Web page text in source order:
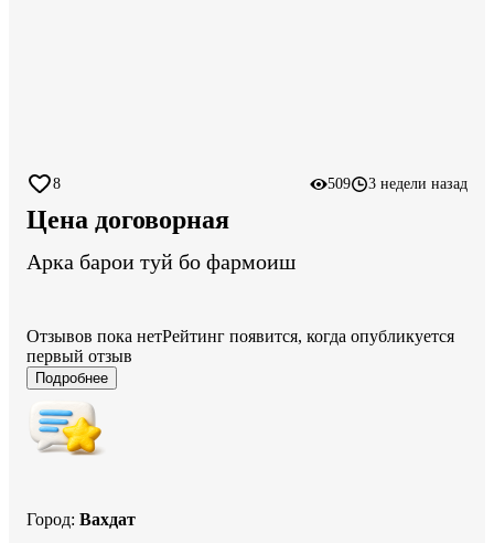
8 509 3 недели назад
Цена договорная
Арка барои туй бо фармоиш
Отзывов пока нетРейтинг появится, когда опубликуется
первый отзыв
Подробнее
Город: Вахдат